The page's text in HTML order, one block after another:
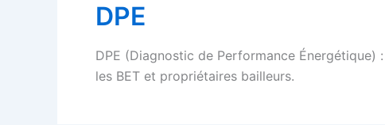
DPE
DPE (Diagnostic de Performance
les BET et propriétaires bailleurs.